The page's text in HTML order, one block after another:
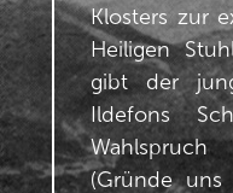
Klosters zur
Heiligen
gibt der
Ildefons
(Gründe